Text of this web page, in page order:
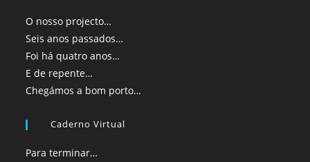
O nosso projecto…
Seis anos passados…
Foi há quatro anos…
E de repente…
Chegámos a bom porto…
Caderno Virtual
Para terminar…